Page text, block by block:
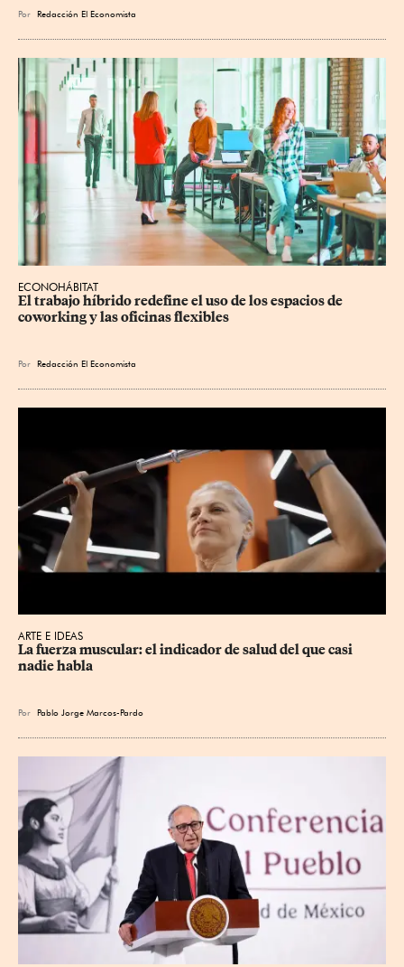
Por Redacción El Economista
ECONOHÁBITAT
El trabajo híbrido redefine el uso de los espacios de
coworking y las oficinas flexibles
Por Redacción El Economista
ARTE E IDEAS
La fuerza muscular: el indicador de salud del que casi
nadie habla
Por Pablo Jorge Marcos-Pardo